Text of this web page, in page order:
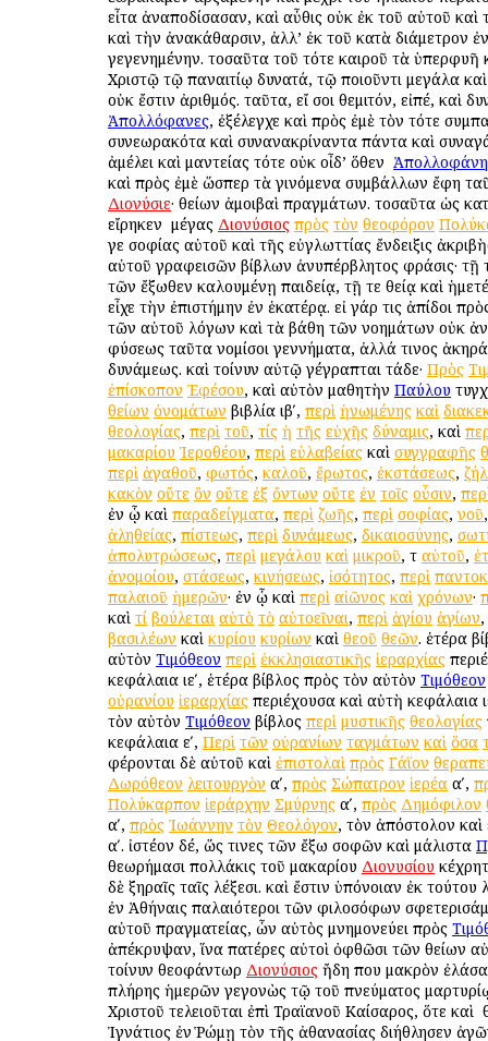
εἶτα ἀναποδίσασαν, καὶ αὖθις οὐκ ἐκ τοῦ αὐτοῦ καὶ
καὶ τὴν ἀνακάθαρσιν, ἀλλ’ ἐκ τοῦ κατὰ διάμετρον
γεγενημένην. τοσαῦτα τοῦ τότε καιροῦ τὰ ὑπερφυῆ
Χριστῷ τῷ παναιτίῳ δυνατά, τῷ ποιοῦντι μεγάλα
οὐκ ἔστιν ἀριθμός. ταῦτα, εἴ σοι θεμιτόν, εἰπέ, καὶ
Ἀπολλόφανες, ἐξέλεγχε καὶ πρὸς ἐμὲ τὸν τότε
συνεωρακότα καὶ συνανακρίναντα πάντα καὶ
ἀμέλει καὶ μαντείας τότε οὐκ οἶδ’ ὅθεν ὁ
καὶ πρὸς ἐμὲ ὥσπερ τὰ γινόμενα συμβάλλων ἔφη
Διονύσιε· θείων ἀμοιβαὶ πραγμάτων. τοσαῦτα ὡς
εἴρηκεν ὁ μέγας Διονύσιος πρὸς τὸν θεοφόρον
γε σοφίας αὐτοῦ καὶ τῆς εὐγλωττίας ἔνδειξις
αὐτοῦ γραφεισῶν βίβλων ἀνυπέρβλητος φράσις· τῇ
τῶν ἔξωθεν καλουμένῃ παιδείᾳ, τῇ τε θείᾳ καὶ
εἶχε τὴν ἐπιστήμην ἐν ἑκατέρᾳ. εἰ γάρ τις ἀπίδοι
τῶν αὐτοῦ λόγων καὶ τὰ βάθη τῶν νοημάτων οὐκ
φύσεως ταῦτα νομίσοι γεννήματα, ἀλλά τινος
δυνάμεως. καὶ τοίνυν αὐτῷ γέγραπται τάδε· Πρὸς
ἐπίσκοπον Ἐφέσου, καὶ αὐτὸν μαθητὴν Παύλου
θείων ὀνομάτων βιβλία ιβʹ, περὶ ἡνωμένης καὶ
θεολογίας, περὶ τοῦ, τίς ἡ τῆς εὐχῆς δύναμις, καὶ
μακαρίου Ἱεροθέου, περὶ εὐλαβείας καὶ συγγραφῆς
περὶ ἀγαθοῦ, φωτός, καλοῦ, ἔρωτος, ἐκστάσεως,
κακὸν οὔτε ὂν οὔτε ἐξ ὄντων οὔτε ἐν τοῖς οὖσιν,
ἐν ᾧ καὶ παραδείγματα, περὶ ζωῆς, περὶ σοφίας,νοῦ
ἀληθείας, πίστεως, περὶ δυνάμεως, δικαιοσύνης,
ἀπολυτρώσεως, περὶ μεγάλου καὶ μικροῦ, τ αὐτοῦ,
ἀνομοίου, στάσεως, κινήσεως, ἰσότητος, περὶ
παλαιοῦ ἡμερῶν· ἐν ᾧ καὶ περὶ αἰῶνος καὶ χρόνων·
καὶ τί βούλεται αὐτὸ τὸ αὐτοεῖναι, περὶ ἁγίου ἁγίων,
βασιλέων καὶ κυρίου κυρίων καὶ θεοῦ θεῶν. ἑτέρα
αὐτὸν Τιμόθεον περὶ ἐκκλησιαστικῆς ἱεραρχίας
κεφάλαια ιεʹ, ἑτέρα βίβλος πρὸς τὸν αὐτὸν Τιμόθεον
οὐρανίου ἱεραρχίας περιέχουσα καὶ αὐτὴ κεφάλαια
τὸν αὐτὸν Τιμόθεον βίβλος περὶ μυστικῆς θεολογίας
κεφάλαια εʹ, Περὶ τῶν οὐρανίων ταγμάτων καὶ ὅσα
φέρονται δὲ αὐτοῦ καὶ ἐπιστολαὶ πρὸς Γάϊον
Δωρόθεον λειτουργὸν αʹ, πρὸς Σώπατρον ἱερέα αʹ,
Πολύκαρπον ἱεράρχην Σμύρνης αʹ, πρὸς Δημόφιλον
αʹ, πρὸς Ἰωάννην τὸν Θεολόγον, τὸν ἀπόστολον καὶ
αʹ. ἰστέον δέ, ὥς τινες τῶν ἔξω σοφῶν καὶ μάλιστα
θεωρήμασι πολλάκις τοῦ μακαρίου Διονυσίου
δὲ ξηραῖς ταῖς λέξεσι. καὶ ἔστιν ὑπόνοιαν ἐκ τούτου
ἐν Ἀθήναις παλαιότεροι τῶν φιλοσόφων
αὐτοῦ πραγματείας, ὧν αὐτὸς μνημονεύει πρὸς
ἀπέκρυψαν, ἵνα πατέρες αὐτοὶ ὀφθῶσι τῶν θείων
τοίνυν θεοφάντωρ Διονύσιος ἤδη που μακρὸν
πλήρης ἡμερῶν γεγονὼς τῷ τοῦ πνεύματος
Χριστοῦ τελειοῦται ἐπὶ Τραϊανοῦ Καίσαρος, ὅτε καὶ
Ἰγνάτιος ἐν Ῥώμῃ τὸν τῆς ἀθανασίας διήθλησεν